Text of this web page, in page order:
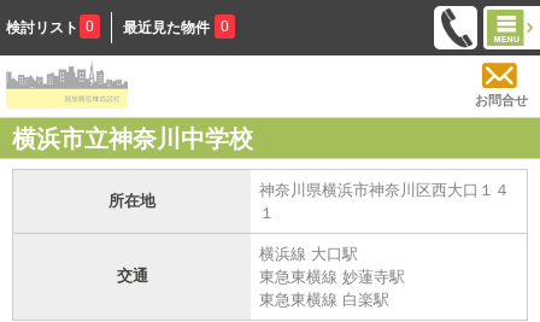
検討リスト 0 最近見た物件 0
お問合せ
横浜市立神奈川中学校
所在地
神奈川県横浜市神奈川区西大口１４
１
交通
横浜線 大口駅
東急東横線 妙蓮寺駅
東急東横線 白楽駅